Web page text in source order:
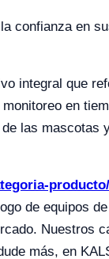
confianza en
integral que
en
las mascotas
de equipos
Nuestros
más, en